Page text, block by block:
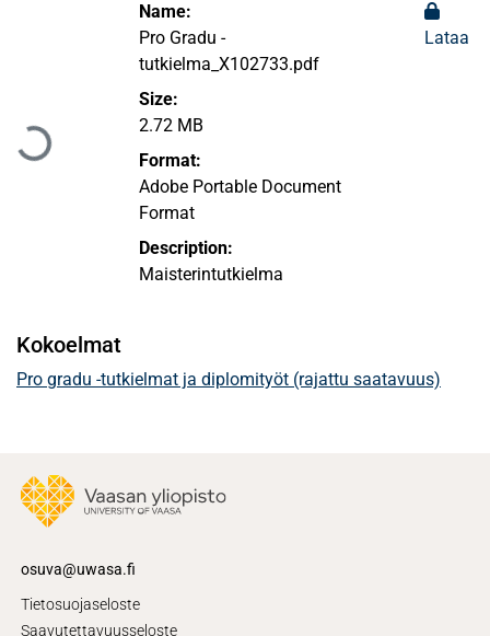
Ladataan...
Name:
Pro Gradu -
tutkielma_X102733.pdf
Size:
2.72 MB
Format:
Adobe Portable Document
Format
Description:
Maisterintutkielma
Lataa
Kokoelmat
Pro gradu -tutkielmat ja diplomityöt (rajattu saatavuus)
osuva@uwasa.fi
Tietosuojaseloste
Saavutettavuusseloste